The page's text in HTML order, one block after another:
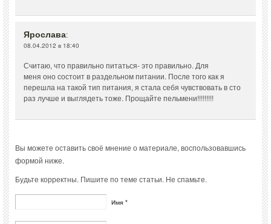
Ярослава:
08.04.2012 в 18:40
Считаю, что правильно питаться- это правильно. Для
меня оно состоит в раздельном питании. После того как я
перешла на такой тип питания, я стала себя чувствовать в сто
раз лучше и выглядеть тоже. Прощайте пельмени!!!!!!!!!
Вы можете оставить своё мнение о материале, воспользовавшись
формой ниже.
Будьте корректны. Пишите по теме статьи. Не спамьте.
Имя *